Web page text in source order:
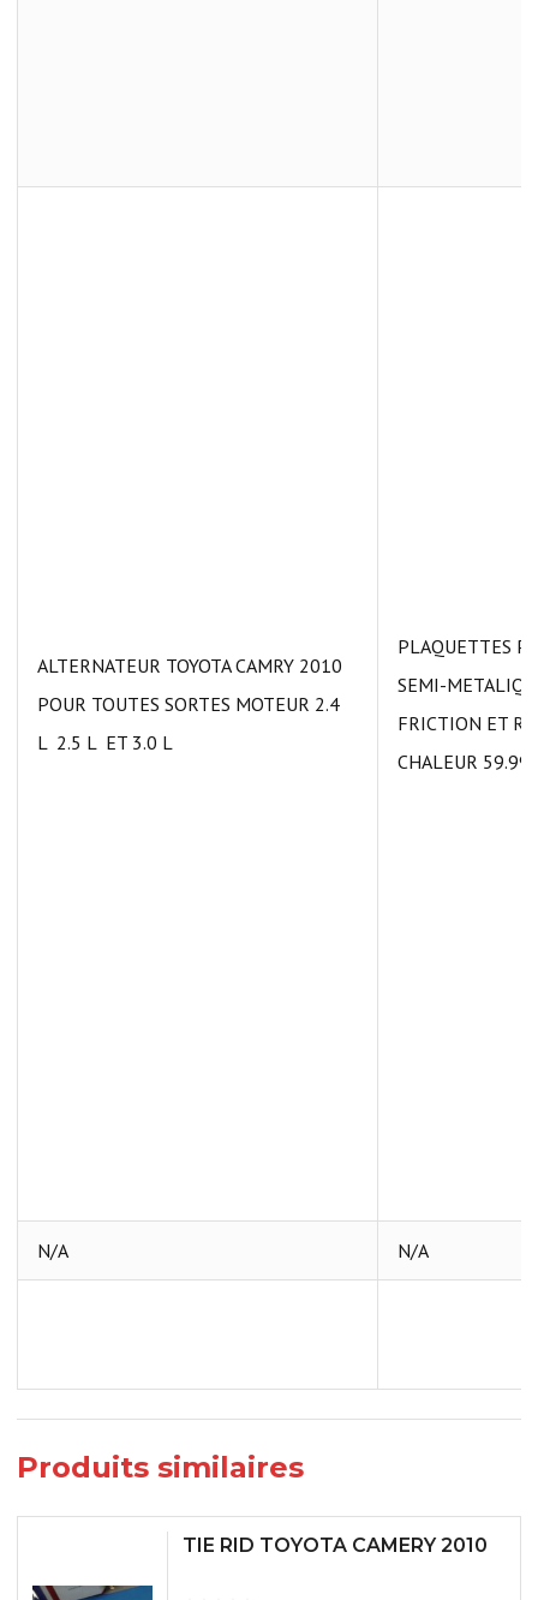
ALTERNATEUR TOYOTA CAMRY 2010
POUR TOUTES SORTES MOTEUR 2.4
L 2.5 L ET 3.0 L
PLAQUETTES
SEMI-
FRICTION ET
CHALEUR
N/A N/A
Produits similaires
TIE RID TOYOTA CAMERY 2010